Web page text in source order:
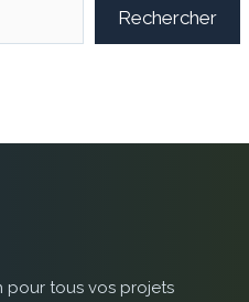
Rechercher
pour tous vos projets